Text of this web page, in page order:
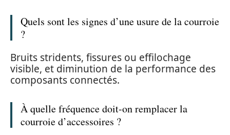
Quels sont les signes d’une usure de la courroie
?
Bruits stridents, fissures ou effilochage
visible, et diminution de la performance des
composants connectés.
À quelle fréquence doit-on remplacer la
courroie d’accessoires ?